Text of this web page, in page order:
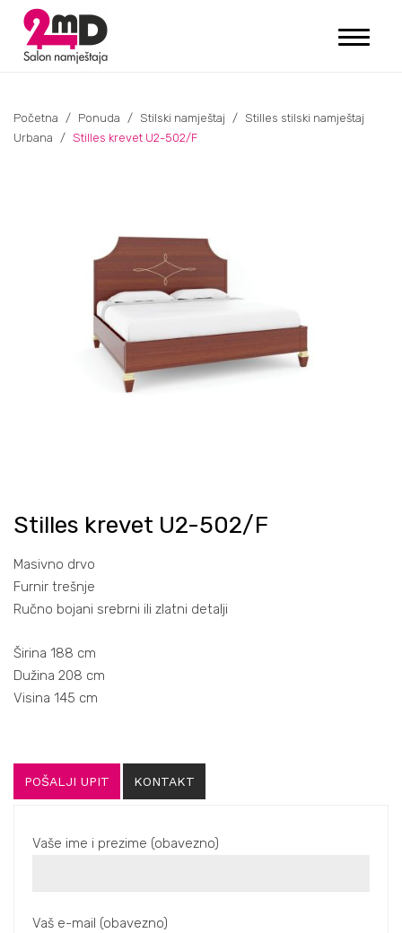
Početna / Ponuda / Stilski namještaj / Stilles stilski namještaj
Urbana / Stilles krevet U2-502/F
Stilles krevet U2-502/F
Masivno drvo
Furnir trešnje
Ručno bojani srebrni ili zlatni detalji
Širina 188 cm
Dužina 208 cm
Visina 145 cm
POŠALJI UPIT KONTAKT
Vaše ime i prezime (obavezno)
Vaš e-mail (obavezno)